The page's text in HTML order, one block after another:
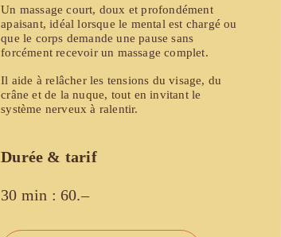
Un massage court, doux et profondément
apaisant, idéal lorsque le mental est chargé ou
que le corps demande une pause sans
forcément recevoir un massage complet.
Il aide à relâcher les tensions du visage, du
crâne et de la nuque, tout en invitant le
système nerveux à ralentir.
Durée & tarif
30 min : 60.–